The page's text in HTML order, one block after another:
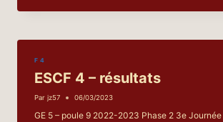
RÉSULTATS
F 4
ESCF 4 – résultats
Par jz57 06/03/2023
GE 5 – poule 9 2022-2023 Phase 2 3e Journée